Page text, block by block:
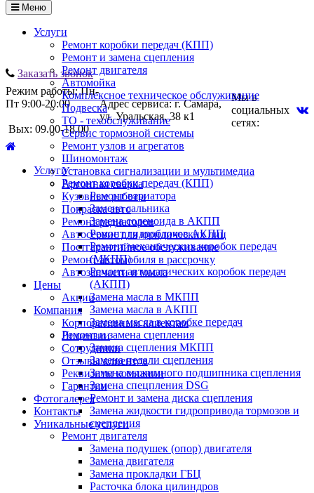
Меню
Услуги
Ремонт коробки передач (КПП)
Ремонт и замена сцепления
Ремонт двигателя
Автомойка
Комплексное техническое обслуживание
Подвеска
ТО - техобслуживание
Сервис тормозной системы
Ремонт узлов и агрегатов
Шиномонтаж
Установка сигнализации и мультимедиа
Аргонная сварка
Кузовные работы
Покраска авто
Ремонт радиаторов
Автосервис для юридических лиц
Постгарантийное обслуживание
Ремонт автомобиля в рассрочку
Автозапчасти и масла
Цены
Акции
Компания
Корпоративным клиентам
Лицензии
Сотрудники
Отзывы клиентов
Реквизиты компании
Гарантии
Фотогалерея
Контакты
Уникальные услуги
Заказать звонок
Режим работы: Пн-
Пт 9:00-20:00
Вых: 09.00-18.00
Адрес сервиса: г. Самара,
ул. Уральская, 38 к1
Мы в
социальных
сетях:
Услуги
Ремонт коробки передач (КПП)
Ремонт вариатора
Замена сальника
Замена соленоида в АКПП
Ремонт гидроблоков АКПП
Ремонт механических коробок передач
(МКПП)
Ремонт автоматических коробок передач
(АКПП)
Замена масла в МКПП
Замена масла в АКПП
Замена масла в коробке передач
Ремонт и замена сцепления
Замена сцепления МКПП
Замена педали сцепления
Замена выжимного подшипника сцепления
Замена спецпления DSG
Ремонт и замена диска сцепления
Замена жидкости гидропривода тормозов и
сцепления
Ремонт двигателя
Замена подушек (опор) двигателя
Замена двигателя
Замена прокладки ГБЦ
Расточка блока цилиндров